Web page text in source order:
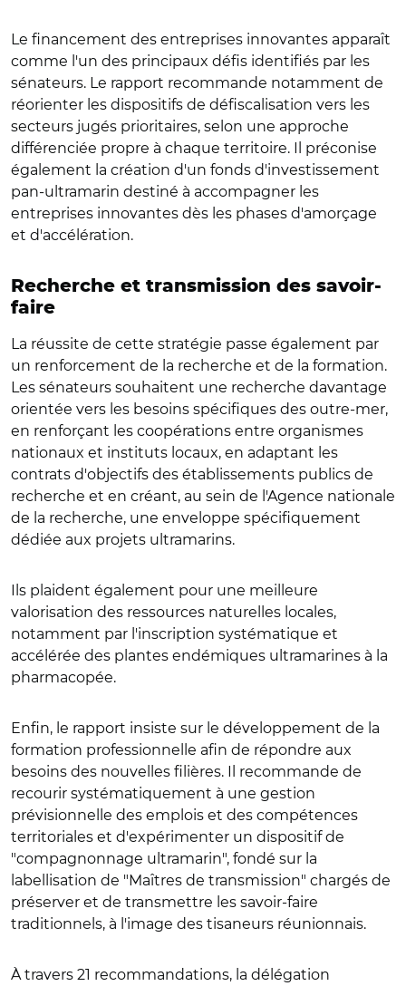
Le financement des entreprises innovantes apparaît
comme l'un des principaux défis identifiés par les
sénateurs. Le rapport recommande notamment de
réorienter les dispositifs de défiscalisation vers les
secteurs jugés prioritaires, selon une approche
différenciée propre à chaque territoire. Il préconise
également la création d'un fonds d'investissement
pan-ultramarin destiné à accompagner les
entreprises innovantes dès les phases d'amorçage
et d'accélération.
Recherche et transmission des savoir-
faire
La réussite de cette stratégie passe également par
un renforcement de la recherche et de la formation.
Les sénateurs souhaitent une recherche davantage
orientée vers les besoins spécifiques des outre-mer,
en renforçant les coopérations entre organismes
nationaux et instituts locaux, en adaptant les
contrats d'objectifs des établissements publics de
recherche et en créant, au sein de l'Agence nationale
de la recherche, une enveloppe spécifiquement
dédiée aux projets ultramarins.
Ils plaident également pour une meilleure
valorisation des ressources naturelles locales,
notamment par l'inscription systématique et
accélérée des plantes endémiques ultramarines à la
pharmacopée.
Enfin, le rapport insiste sur le développement de la
formation professionnelle afin de répondre aux
besoins des nouvelles filières. Il recommande de
recourir systématiquement à une gestion
prévisionnelle des emplois et des compétences
territoriales et d'expérimenter un dispositif de
"compagnonnage ultramarin", fondé sur la
labellisation de "Maîtres de transmission" chargés de
préserver et de transmettre les savoir-faire
traditionnels, à l'image des tisaneurs réunionnais.
À travers 21 recommandations, la délégation